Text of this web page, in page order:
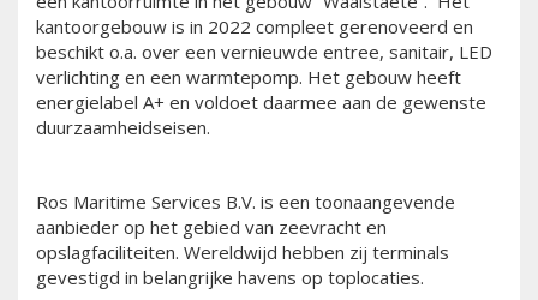
kantoorgebouw is in 2022 compleet gerenoveerd en
beschikt o.a. over een vernieuwde entree, sanitair, LED
verlichting en een warmtepomp. Het gebouw heeft
energielabel A+ en voldoet daarmee aan de gewenste
duurzaamheidseisen.
Ros Maritime Services B.V. is een toonaangevende
aanbieder op het gebied van zeevracht en
opslagfaciliteiten. Wereldwijd hebben zij terminals
gevestigd in belangrijke havens op toplocaties.